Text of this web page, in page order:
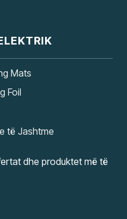
Mats
Foil
të Jashtme
dhe produktet më të